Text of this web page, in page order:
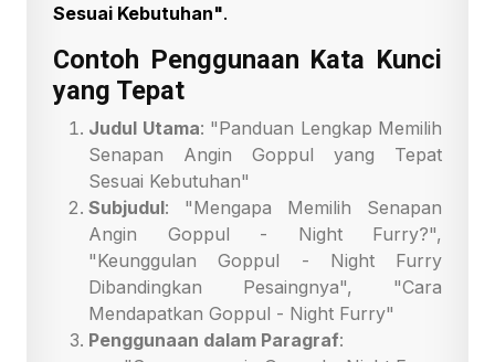
Sesuai Kebutuhan".
Contoh Penggunaan Kata Kunci
yang Tepat
Judul Utama: "Panduan Lengkap Memilih
Senapan Angin Goppul yang Tepat
Sesuai Kebutuhan"
Subjudul: "Mengapa Memilih Senapan
Angin Goppul - Night Furry?",
"Keunggulan Goppul - Night Furry
Dibandingkan Pesaingnya", "Cara
Mendapatkan Goppul - Night Furry"
Penggunaan dalam Paragraf: